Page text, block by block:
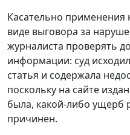
Касательно применения
виде выговора за
журналиста проверять
информации: суд
статья и содержала
поскольку на сайте
была, какой-либо ущерб
причинен.